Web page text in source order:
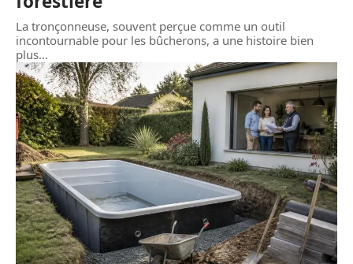
La tronçonneuse, souvent perçue comme un outil
incontournable pour les bûcherons, a une histoire bien
plus…